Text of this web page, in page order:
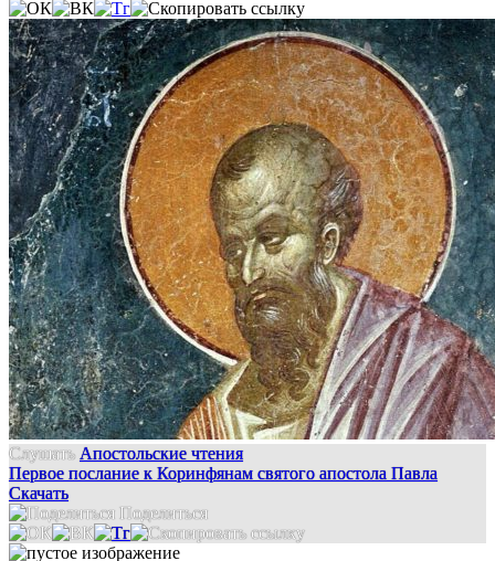
Слушать Апостольские чтения
Первое послание к Коринфянам святого апостола Павла
Скачать
Поделиться